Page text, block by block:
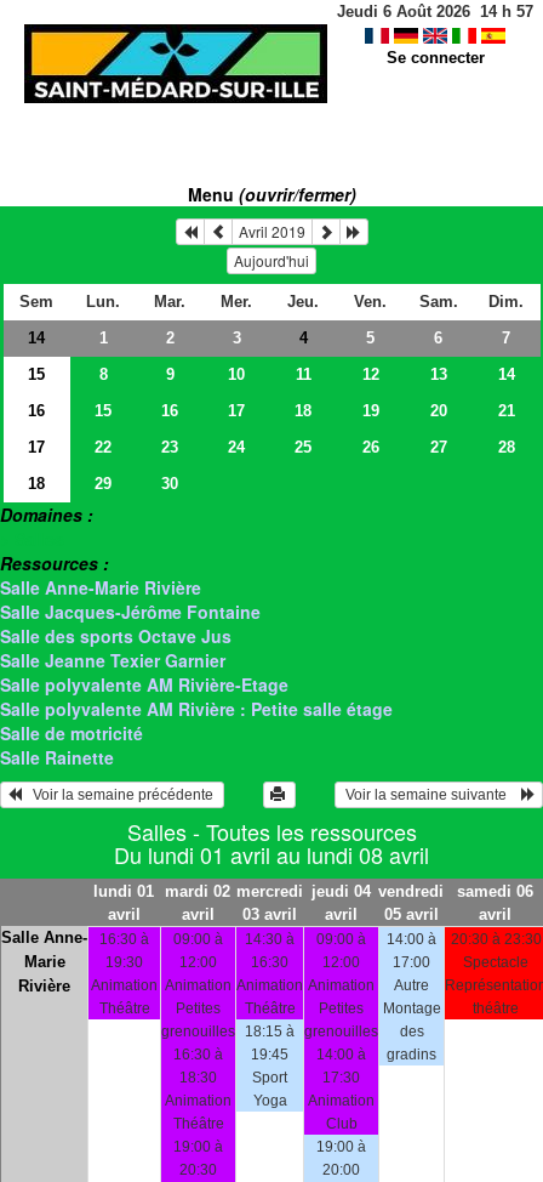
Jeudi 6 Août 2026 14h 57
Se connecter
Menu (ouvrir/fermer)
Avril 2019
Aujourd'hui
Sem Lun. Mar. Mer. Jeu. Ven. Sam.
Dim.
14
1 2 3 4 5 6
7
15
8 9 10 11 12 13
14
16
15 16 17 18 19 20
21
17
22 23 24 25 26 27
28
18
29 30
Domaines :
Ressources :
Salle Anne-Marie Rivière
Salle Jacques-Jérôme Fontaine
Salle des sports Octave Jus
Salle Jeanne Texier Garnier
Salle polyvalente AM Rivière-Etage
Salle polyvalente AM Rivière : Petite salle étage
Salle de motricité
Salle Rainette
Voir la semaine suivante
Salles - Toutes les ressources
Du lundi 01 avril au lundi 08 avril
lundi 01
avril
mardi 02
avril
mercredi
03 avril
jeudi 04
avril
vendredi
05 avril
samedi 06
avril
Salle Anne-
Marie
Rivière
16:30 à
19:30
Animation
Théâtre
09:00 à
12:00
Animation
Petites
grenouilles
16:30 à
18:30
Animation
Théâtre
19:00 à
20:30
14:30 à
16:30
Animation
Théâtre
18:15 à
19:45
Sport
Yoga
09:00 à
12:00
Animation
Petites
grenouilles
14:00 à
17:30
Animation
Club
19:00 à
20:00
14:00 à
17:00
Autre
Montage
des
gradins
20:30 à 23:30
Spectacle
théâtre